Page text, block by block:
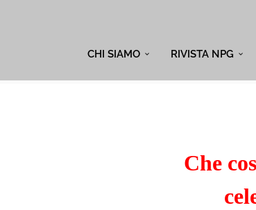
CHI SIAMO RIVISTA NPG
Che